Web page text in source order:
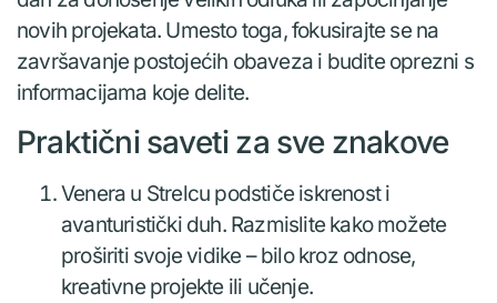
novih projekata. Umesto toga, fokusirajte se na
završavanje postojećih obaveza i budite oprezni s
informacijama koje delite.
Praktični saveti za sve znakove
Venera u Strelcu podstiče iskrenost i
avanturistički duh. Razmislite kako možete
proširiti svoje vidike – bilo kroz odnose,
kreativne projekte ili učenje.